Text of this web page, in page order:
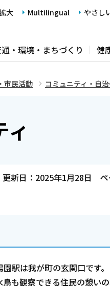
大 Multilingual やさし
・環境・まちづくり 健
市民活動 コミュニティ・自
更新日：2025年1月28日
駅は我が町の玄関口です。
観察できる住民の憩い